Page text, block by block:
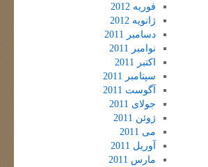
فوریه 2012
ژانویه 2012
دسامبر 2011
نوامبر 2011
اکتبر 2011
سپتامبر 2011
آگوست 2011
جولای 2011
ژوئن 2011
می 2011
آوریل 2011
مارس 2011